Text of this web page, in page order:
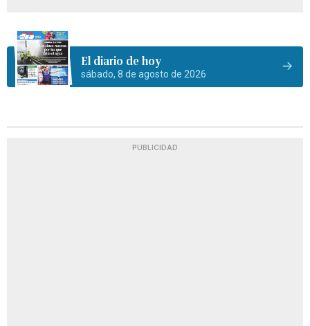
El diario de hoy
sábado, 8 de agosto de 2026
PUBLICIDAD